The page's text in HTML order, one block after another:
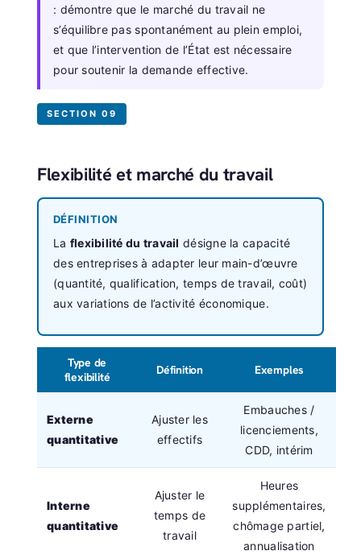
: démontre que le marché du travail ne
s’équilibre pas spontanément au plein emploi,
et que l’intervention de l’État est nécessaire
pour soutenir la demande effective.
SECTION 09
Flexibilité et marché du travail
DÉFINITION
La flexibilité du travail désigne la capacité
des entreprises à adapter leur main-d’œuvre
(quantité, qualification, temps de travail, coût)
aux variations de l’activité économique.
Type de
flexibilité
Définition Exemples
Externe
quantitative
Ajuster les
effectifs
Embauches /
licenciements,
CDD, intérim
Interne
quantitative
Ajuster le
temps de
travail
Heures
supplémentaires,
chômage partiel,
annualisation